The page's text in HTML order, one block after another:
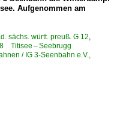
Aufgenommen am
sächs. württ. preuß. G 12,
Titisee – Seebrugg
/ IG 3-Seenbahn e.V.,